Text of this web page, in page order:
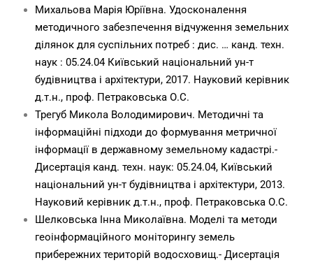
Михальова Марія Юріївна. Удосконалення
методичного забезпечення відчуження земельних
ділянок для суспільних потреб : дис. … канд. техн.
наук : 05.24.04 Київський національний ун-т
будівництва і архітектури, 2017. Науковий керівник
д.т.н., проф. Петраковська О.С.
Трегуб Микола Володимирович. Методичні та
інформаційні підходи до формування метричної
інформації в державному земельному кадастрі.-
Дисертація канд. техн. наук: 05.24.04, Київський
національний ун-т будівництва і архітектури, 2013.
Науковий керівник д.т.н., проф. Петраковська О.С.
Шелковська Інна Миколаївна. Моделі та методи
геоінформаційного моніторингу земель
прибережних територій водосховищ.- Дисертація